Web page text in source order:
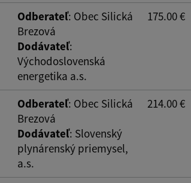
Odberateľ: Obec Silická
Brezová
Dodávateľ:
Východoslovenská
energetika a.s.
175.00 €
Odberateľ: Obec Silická
Brezová
Dodávateľ: Slovenský
plynárenský priemysel,
a.s.
214.00 €